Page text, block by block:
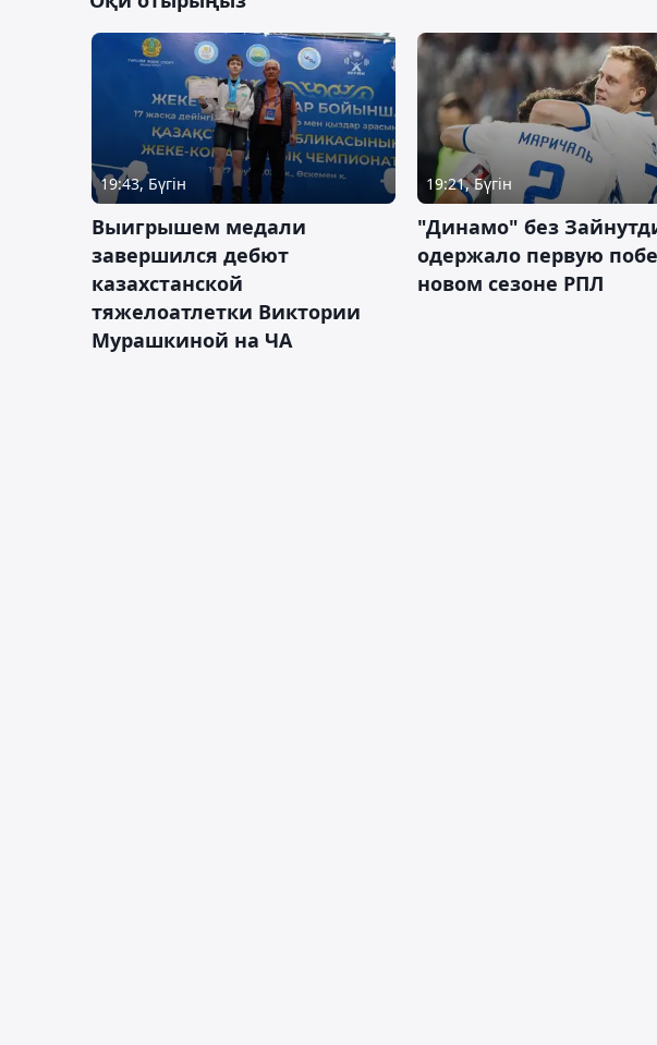
19:43, Бүгін
Выигрышем медали
завершился дебют
казахстанской
тяжелоатлетки Виктории
Мурашкиной на ЧА
19:21, Бүгін
"Динамо" без
одержало первую
новом сезоне РПЛ